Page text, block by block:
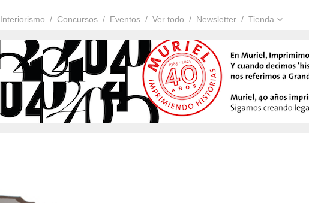
Interiorismo Concursos Eventos Ver todo Newsletter Tienda